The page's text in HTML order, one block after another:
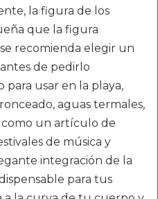
la figura de los
que la figura
recomienda elegir un
de pedirlo
para usar en la playa,
aguas termales,
como un artículo de
de música y
integración de la
para tus